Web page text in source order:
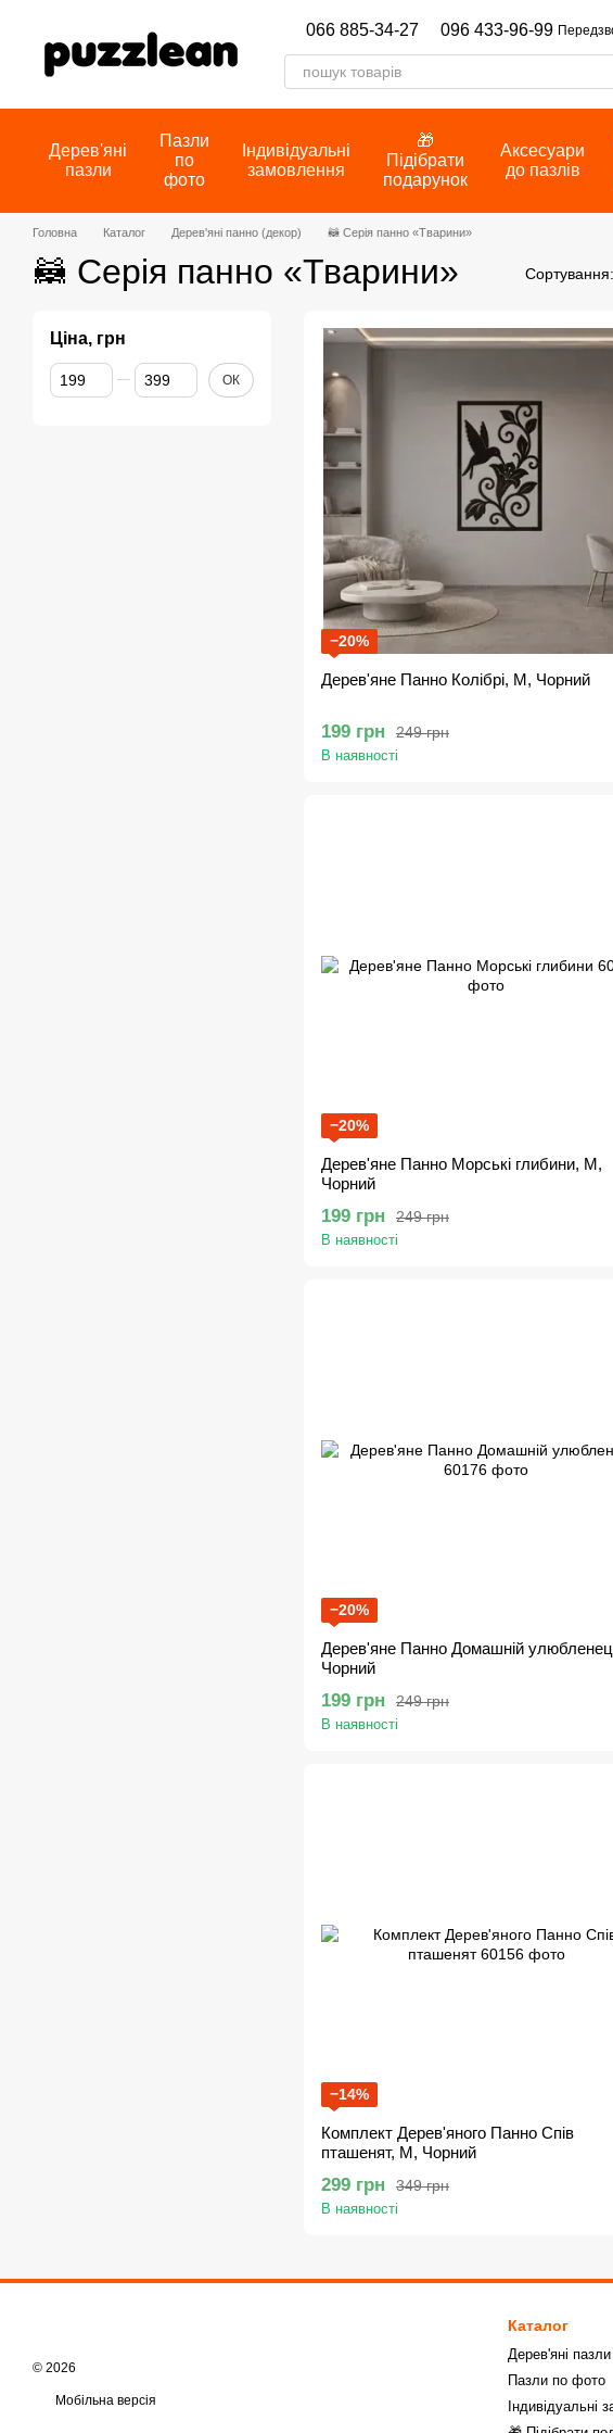
066 885-34-27 096 433-96-99
Дерев'яні
пазли
Пазли
по
фото
Індивідуальні
замовлення
🎁
Підібрати
подарунок
Аксесуари
до пазлів
Головна Каталог Дерев'яні панно (декор) 🦝 Серія панно «Тварини»
🦝 Серія панно «Тварини» Сортування:
−20%
Дерев'яне Панно Колібрі, M, Чорний
249 грн
199 грн
В наявності
−20%
Дерев'яне Панно Морські глибини, M,
Чорний
249 грн
199 грн
В наявності
−20%
Дерев'яне Панно Домашній
Чорний
249 грн
199 грн
В наявності
−14%
Комплект Дерев'яного Панно Спів
пташенят, M, Чорний
349 грн
299 грн
В наявності
Ціна, грн
Від Ціна, грн
До Ціна, грн ОК
© 2026
Мобільна версія
Каталог
Дерев'яні пазли
Пазли по фото
Індивідуальні